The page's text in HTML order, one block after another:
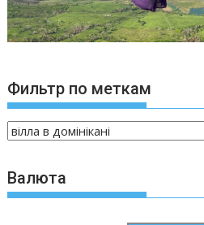
Фильтр по меткам
Валюта